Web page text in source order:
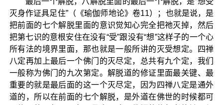
灭身作证具足住”（《瑜伽师地论》卷11）；也就是说，是
把前面的七个解脱里面的意识觉知心完全把祂灭掉，然后
把第七识的意根安住在没有“受”跟没有“想”这样子的一个心
所有法的境界里面，那也就是一般所讲的灭受想定。四禅
八定再加上最后一个佛门的灭尽定，总共有九个定，我们
一般称为佛门的九次第定。解脱道的修证里面最关键、最
重要的就是最后面的这一个灭尽定，因为四禅八定是通外
道的，所以在前面的七个解脱，是外道在佛世的时候都可